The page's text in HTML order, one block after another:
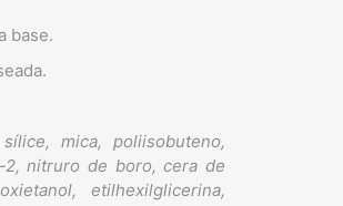
base.
mica, poliisobuteno,
2, nitruro de boro, cera de
etilhexilglicerina,